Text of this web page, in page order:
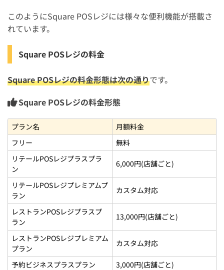
このようにSquare POSレジには様々な便利機能が搭載さ
れています。
Square POSレジの料金
Square POSレジの料金形態は次の通りです。
Square POSレジの料金形態
プラン名
月額料金
フリー
無料
リテールPOSレジプラスプラ
ン
6,000円(店舗ごと)
リテールPOSレジプレミアムプ
ラン
カスタム対応
レストランPOSレジプラスプ
ラン
13,000円(店舗ごと)
レストランPOSレジプレミアム
プラン
カスタム対応
予約ビジネスプラスプラン
3,000円(店舗ごと)